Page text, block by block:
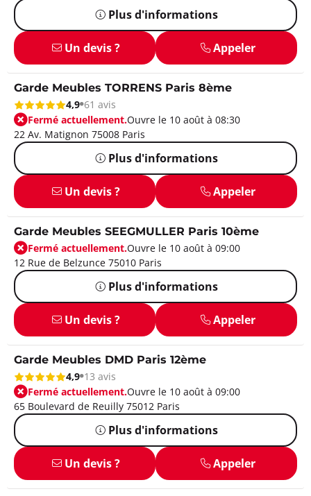
Plus d'informations
Un devis ? Appeler
Garde Meubles TORRENS Paris 8ème
4,9 61 avis
Fermé actuellement.Ouvre le 10 août à 08:30
22 Av. Matignon 75008 Paris
Plus d'informations
Un devis ? Appeler
Garde Meubles SEEGMULLER Paris 10ème
Fermé actuellement.Ouvre le 10 août à 09:00
12 Rue de Belzunce 75010 Paris
Plus d'informations
Un devis ? Appeler
Garde Meubles DMD Paris 12ème
4,9 13 avis
Fermé actuellement.Ouvre le 10 août à 09:00
65 Boulevard de Reuilly 75012 Paris
Plus d'informations
Un devis ? Appeler